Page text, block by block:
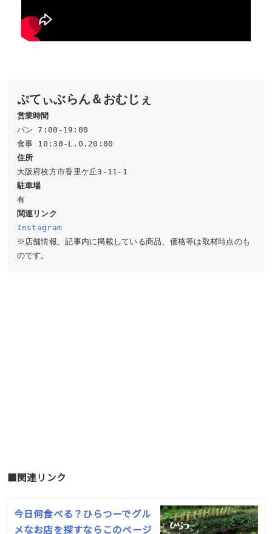
ぷてぃぶらん＆おむじぇ
営業時間
パン 7:00-19:00
住所
駐車場
有
関連リンク
Instagram
※店舗情報、記事内に掲載している商品、価格等は取材時点のも
のです。
■関連リンク
今日何食べる？ひらつーでグル
メなお店を探すならこのページ